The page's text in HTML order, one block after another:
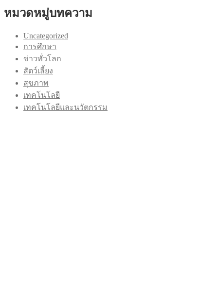
หมวดหมู่บทความ
Uncategorized
การศึกษา
ข่าวทั่วโลก
สัตว์เลี้ยง
สุขภาพ
เทคโนโลยี
เทคโนโลยีและนวัตกรรม